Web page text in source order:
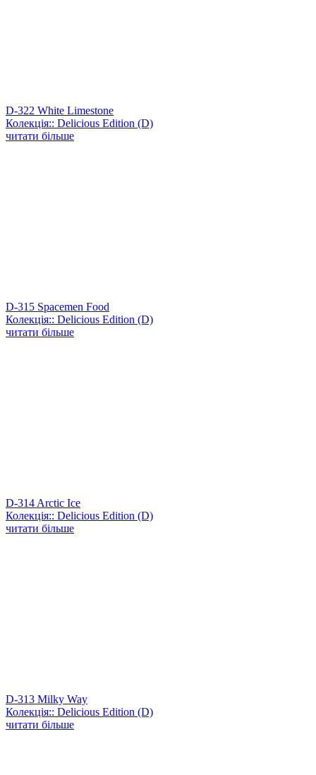
D-322 White Limestone
Колекція:: Delicious Edition (D)
читати більше
D-315 Spacemen Food
Колекція:: Delicious Edition (D)
читати більше
D-314 Arctic Ice
Колекція:: Delicious Edition (D)
читати більше
D-313 Milky Way
Колекція:: Delicious Edition (D)
читати більше